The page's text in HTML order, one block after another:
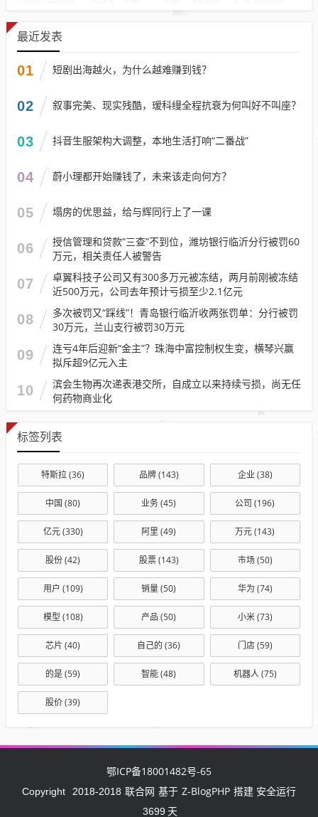
最近发表
01 短剧出海越火，为什么越难赚到钱？
02 叙事完美、现实残酷，瑷科缦全程抗衰为何叫好不叫座？
03 抖音生服架构大调整，本地生活打响“二番战”
04 蔚小理都开始赚钱了，未来该走向何方？
05 塌房的优思益，给与辉同行上了一课
06
授信管理和贷款“三查”不到位，潍坊银行临沂分行被罚60
万元，相关责任人被警告
07
卓翼科技子公司又有300多万元被冻结，两月前刚被冻结
近500万元，公司去年预计亏损至少2.1亿元
08
多次被罚又“踩线”！青岛银行临沂收两张罚单：分行被罚
30万元，兰山支行被罚30万元
09
连亏4年后迎新“金主”？珠海中富控制权生变，横琴兴赢
拟斥超9亿元入主
10
滨会生物再次递表港交所，自成立以来持续亏损，尚无任
何药物商业化
标签列表
特斯拉(36) 品牌(143) 企业(38)
中国 (80) 业务(45) 公司 (196)
亿元(330) 阿里 (49) 万元(143)
股份(42) 股票(143) 市场(50)
用户 (109) 销量(50) 华为 (74)
模型 (108) 产品 (50) 小米(73)
芯片 (40) 自己的 (36) 门店(59)
的是(59) 智能(48) 机器人(75)
股价(39)
鄂ICP备18001482号-65
Copyright 2018-2018 联合网 基于 Z-BlogPHP 搭建 安全运行
3699 天